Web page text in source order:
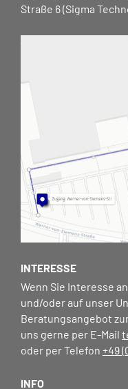
Straße 6 (Sigma
INTERESSE
Wenn Sie Interesse
und/oder auf unser
Beratungsangebot
uns gerne per E-Mail
oder per Telefon +49
INFO